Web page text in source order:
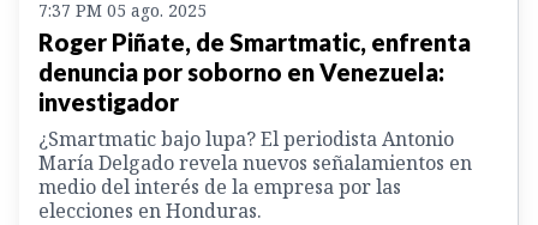
7:37 PM 05 ago. 2025
Roger Piñate, de Smartmatic, enfrenta
denuncia por soborno en Venezuela:
investigador
¿Smartmatic bajo lupa? El periodista Antonio
María Delgado revela nuevos señalamientos en
medio del interés de la empresa por las
elecciones en Honduras.